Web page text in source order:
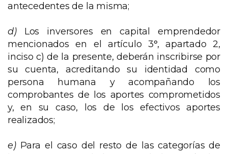
antecedentes de la misma;
d)Los inversores en capital emprendedor
mencionados en el artículo 3°, apartado 2,
inciso c) de la presente, deberán inscribirse por
su cuenta, acreditando su identidad como
persona humana y acompañando los
comprobantes de los aportes comprometidos
y, en su caso, los de los efectivos aportes
realizados;
e)Para el caso del resto de las categorías de